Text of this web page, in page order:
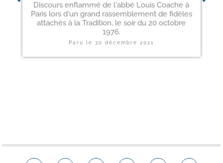
Discours enflammé de l'abbé Louis Coache à
Paris lors d'un grand rassemblement de fidèles
attachés à la Tradition, le soir du 20 octobre
1976.
Paru le 30 décembre 2021